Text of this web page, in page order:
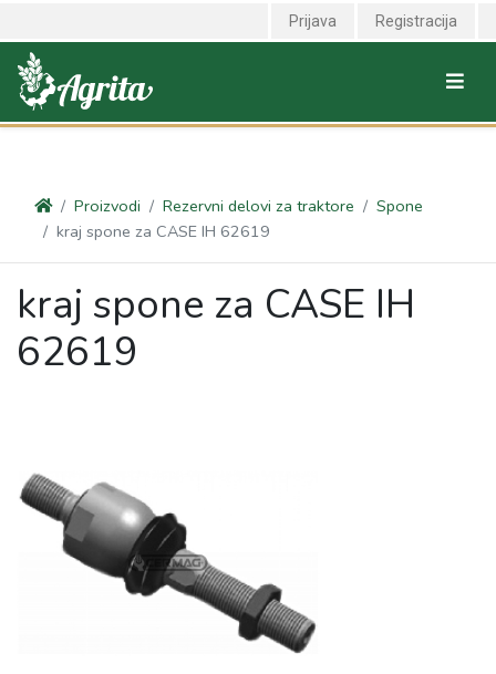
<link rel="canonical" href="https://agrita.rs/proizvodi/rezervni-delovi-
za-traktore/spone/kraj-spone-za-case-ih-62619" />
Prijava Registracija
Proizvodi Rezervni delovi za traktore
Spone
kraj spone za CASE IH 62619
kraj spone za CASE IH
62619